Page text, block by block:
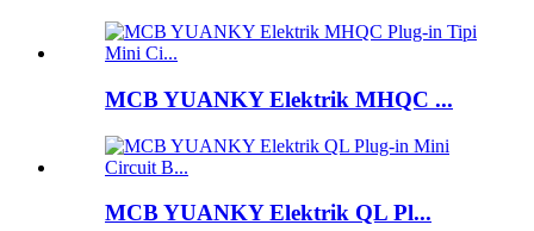
MCB YUANKY Elektrik MHQC ...
MCB YUANKY Elektrik QL Pl...